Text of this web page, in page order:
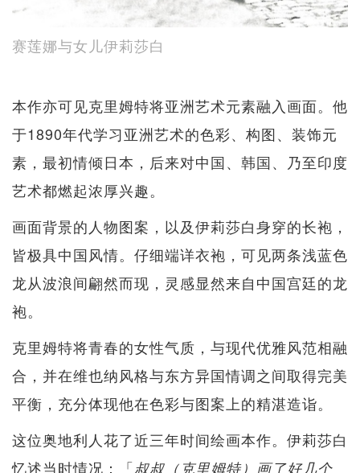
赛莲娜与女儿伊莉莎白
本作亦可见克里姆特将亚洲艺术元素融入画面。他
于1890年代学习亚洲艺术的色彩、构图、装饰元
素，最初情倾日本，后来对中国、韩国、乃至印度
艺术都燃起浓厚兴趣。
画面背景的人物图案，以及伊莉莎白身穿的长袍，
皆极具中国风情。仔细端详衣袍，可见两条浅蓝色
龙从波浪间翩然而现，灵感显然来自中国宫廷的龙
袍。
克里姆特将青春的女性气质，与现代优雅风范相融
合，并在维也纳风格与东方异国情调之间取得完美
平衡，充分体现他在色彩与图案上的精湛造诣。
这位奥地利人花了近三年时间绘画本作。伊莉莎白
忆述当时情况：「叔叔（克里姆特）画了好几个